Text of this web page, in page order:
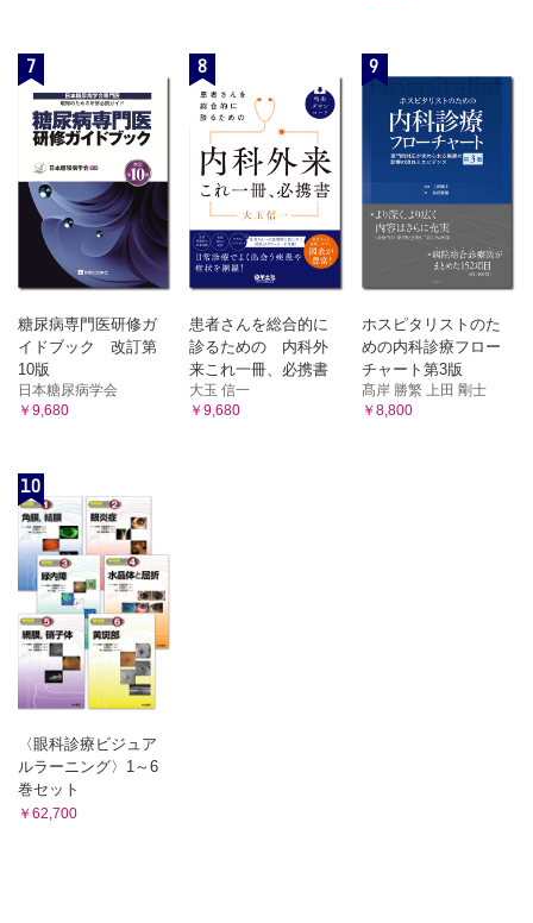
7
糖尿病専門医研修ガ
イドブック 改訂第
10版
日本糖尿病学会
￥9,680
8
患者さんを総合的に
診るための 内科外
来これ一冊、必携書
大玉 信一
￥9,680
9
ホスピタリストのた
めの内科診療フロー
チャート第3版
髙岸 勝繁 上田 剛士
￥8,800
10
〈眼科診療ビジュア
ルラーニング〉1～6
巻セット
￥62,700